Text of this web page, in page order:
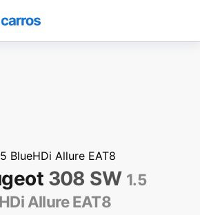
BlueHDi Allure EAT8
308 SW 1.5
Allure EAT8